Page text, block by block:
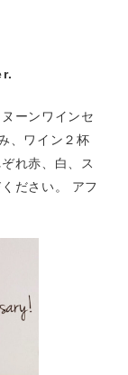
ーンワインセ
、ワイン２杯
れ赤、白、ス
ださい。 アフ